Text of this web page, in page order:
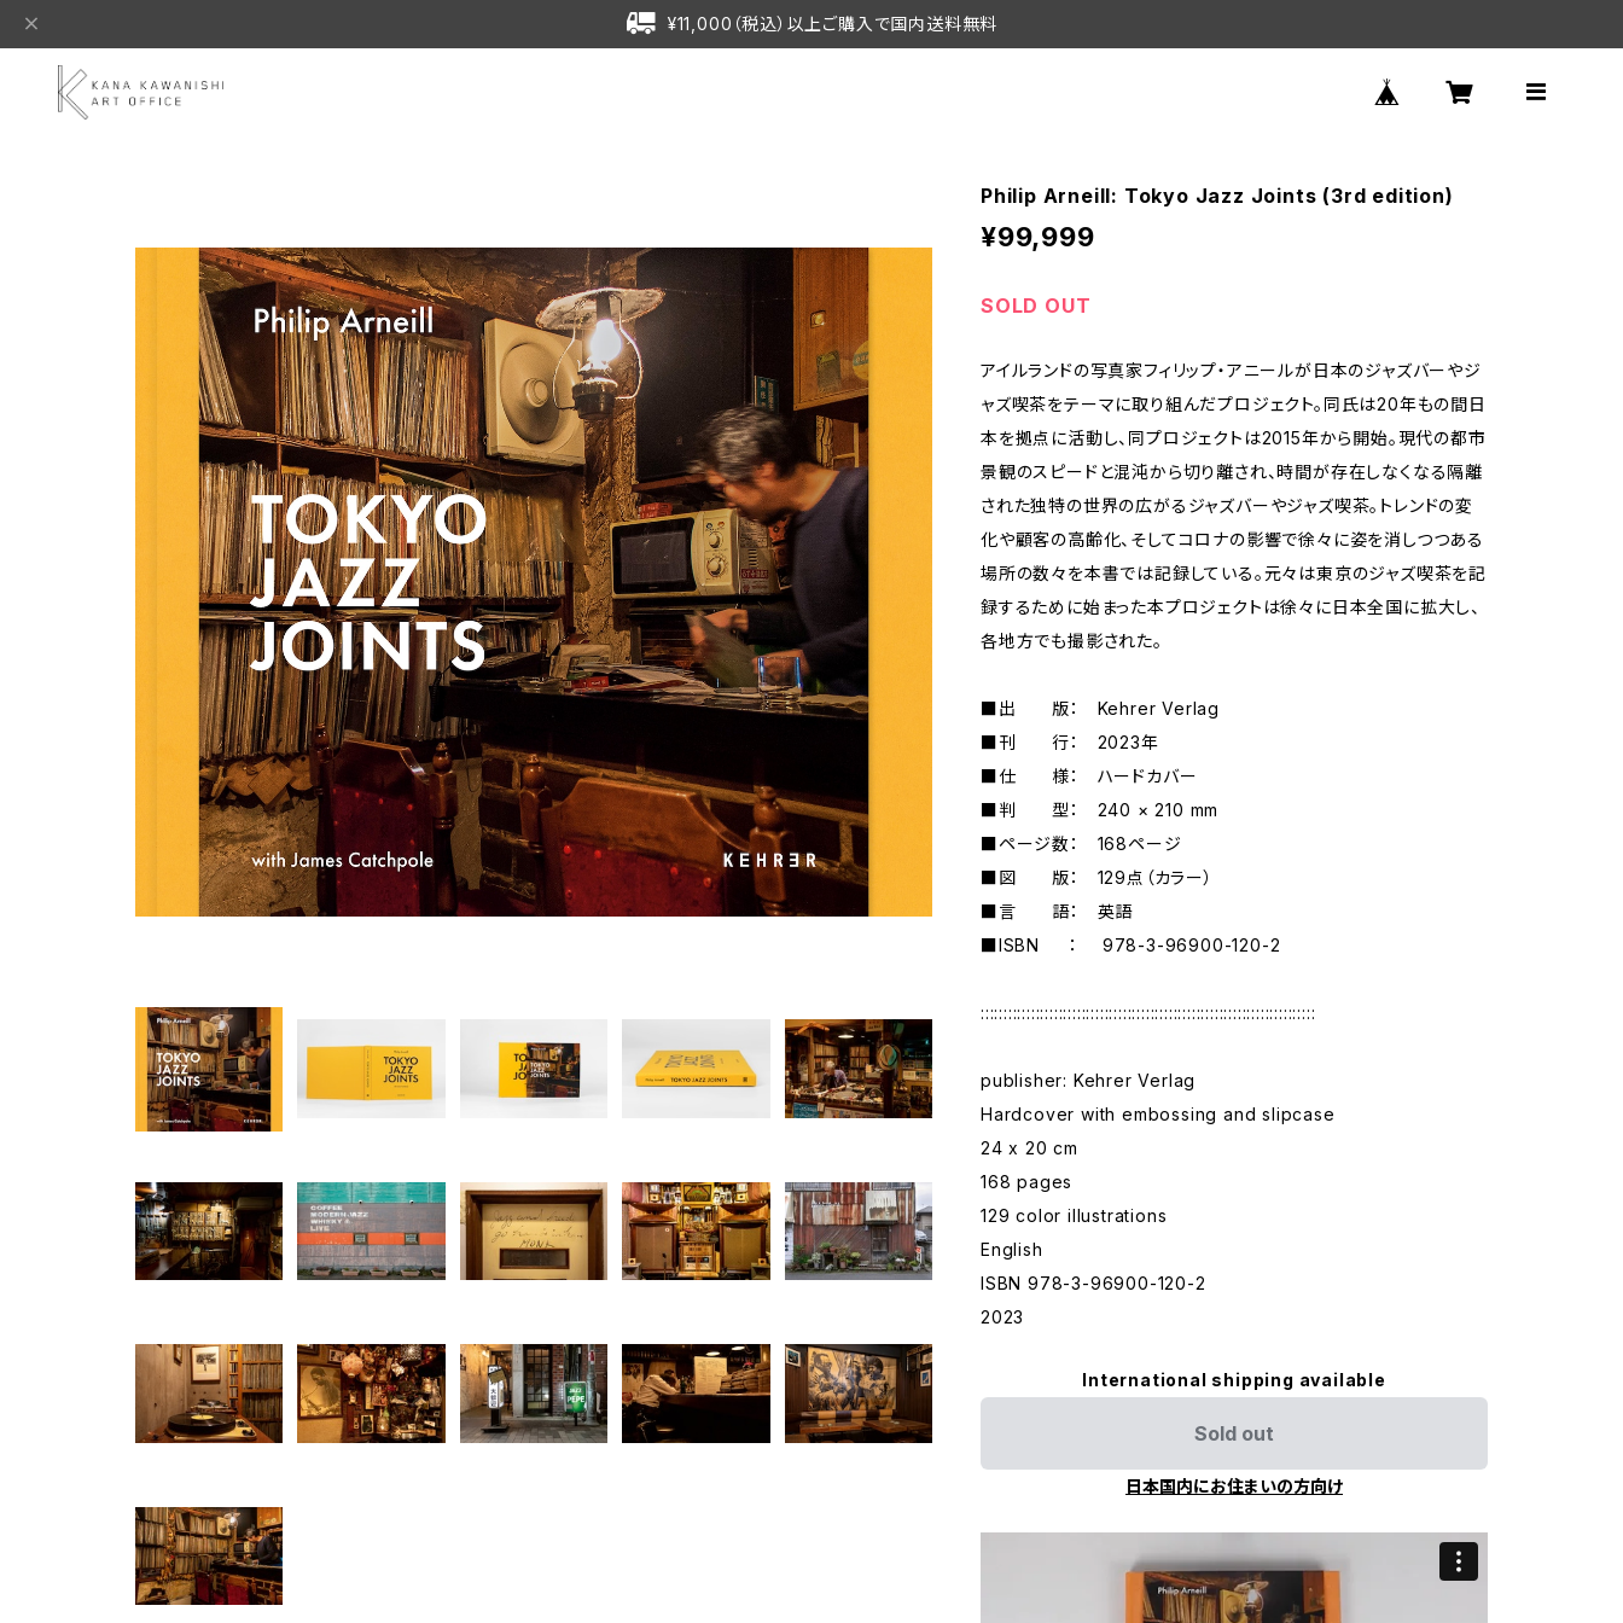
¥11,000（税込）以上ご購入で国内送料無料
Philip Arneill: Tokyo Jazz Joints (3rd edition)
¥99,999
SOLD OUT
アイルランドの写真家フィリップ・アニールが日本のジャズバーやジ
ャズ喫茶をテーマに取り組んだプロジェクト。同氏は20年もの間日
本を拠点に活動し、同プロジェクトは2015年から開始。現代の都市
景観のスピードと混沌から切り離され、時間が存在しなくなる隔離
された独特の世界の広がるジャズバーやジャズ喫茶。トレンドの変
化や顧客の高齢化、そしてコロナの影響で徐々に姿を消しつつある
場所の数々を本書では記録している。元々は東京のジャズ喫茶を記
録するために始まった本プロジェクトは徐々に日本全国に拡大し、
各地方でも撮影された。
■出 版： Kehrer Verlag
■刊 行： 2023年
■仕 様： ハードカバー
■判 型： 240 × 210 mm
■ページ数： 168ページ
■図 版： 129点（カラー）
■言 語： 英語
■ISBN ： 978-3-96900-120-2
:::::::::::::::::::::::::::::::::::::::::::::::::::::::::::::::::::::::::
publisher: Kehrer Verlag
Hardcover with embossing and slipcase
24 x 20 cm
168 pages
129 color illustrations
English
ISBN 978-3-96900-120-2
2023
International shipping available
Sold out
日本国内にお住まいの方向け